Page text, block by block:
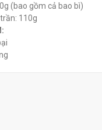
(bao gồm cả bao bì)
110g